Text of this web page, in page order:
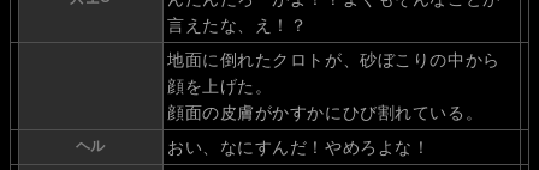
言えたな、え！？
地面に倒れたクロトが、砂ぼこりの中から
顔を上げた。
顔面の皮膚がかすかにひび割れている。
ヘル おい、なにすんだ！やめろよな！